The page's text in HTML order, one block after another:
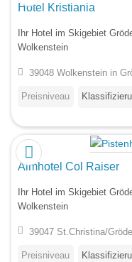
Hotel Kristiania
Ihr Hotel im Skigebiet
Wolkenstein
39048 Wolkenstein in
Preisniveau
Almhotel Col Raiser
Ihr Hotel im Skigebiet
Wolkenstein
39047 St.Christina/
Preisniveau